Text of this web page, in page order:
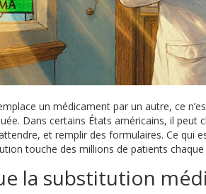
un médicament par un autre, ce
Dans certains États américains, il
et remplir des formulaires. Ce
touche des millions de patients chaque
la substitution